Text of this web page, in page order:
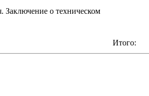
Заключение о техническом
Итого: